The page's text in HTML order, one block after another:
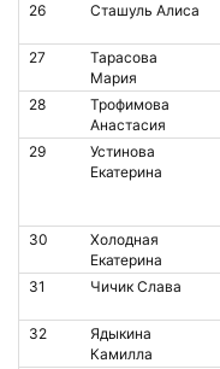
26 Сташуль Алиса
27
Тарасова
Мария
28
Трофимова
Анастасия
29
Устинова
Екатерина
30
Холодная
Екатерина
31 Чичик Слава
32
Ядыкина
Камилла